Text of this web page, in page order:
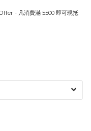
- 凡消費滿 5500 即可現抵